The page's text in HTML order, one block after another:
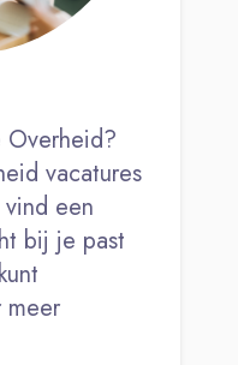
vacatures
een
bij je past